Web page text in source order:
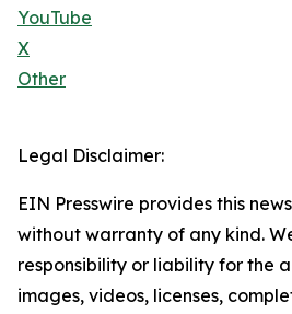
YouTube
X
Other
Legal Disclaimer:
EIN Presswire provides this
without warranty of any kind.
responsibility or liability for the
images, videos, licenses,